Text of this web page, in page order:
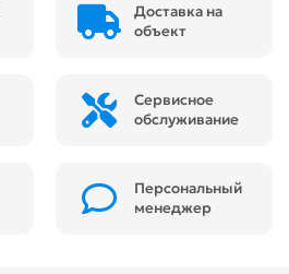
Доставка на
объект
Сервисное
обслуживание
Персональный
менеджер